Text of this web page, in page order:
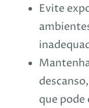
Evite
que